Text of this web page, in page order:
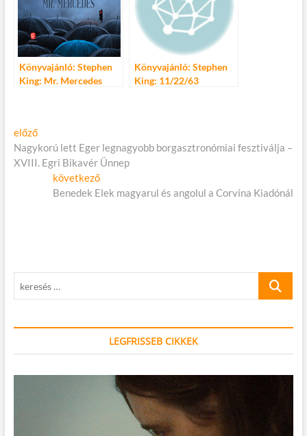
Könyvajánló: Stephen
King: Mr. Mercedes
Könyvajánló: Stephen
King: 11/22/63
Bejegyzés
navigáció
előzőElőző
cikk:
Nagykorú lett Eger legnagyobb borgasztronómiai fesztiválja –
XVIII. Egri Bikavér Ünnep
következőKövetkező
cikk:
Benedek Elek magyarul és angolul a Corvina Kiadónál
keresés
LEGFRISSEB CIKKEK